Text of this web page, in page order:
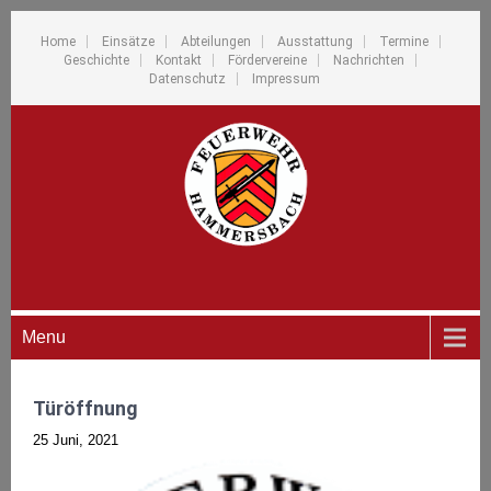
Home Einsätze Abteilungen Ausstattung
Termine
Geschichte
Kontakt Fördervereine
Nachrichten
Datenschutz
Impressum
Menu
Türöffnung
25 Juni, 2021